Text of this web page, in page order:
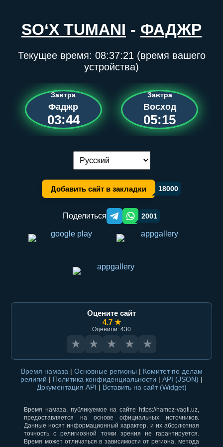
SO‘X TUMANI - ФАДЖР
Текущее время: 08:37:21 (время вашего
устройства)
Завтра
Фаджр
03:44
Завтра
Восход
05:15
Переключение языка:
Добавить сайт в закладки 18000
Поделиться Telegram orqali ulashish
WhatsApp orqali ulashish
2001
Оцените сайт
4.7 ★
Оценили: 430
★ ★ ★ ★ ★
Время намаза | Основные регионы | Комитет по делам
религий | Политика конфиденциальности | API (JSON) |
Документация API | Вставить на сайт (Widget)
Время намаза, публикуемое на сайте https://namoz-vaqti.uz,
предоставляется на основе официальных источников.
Данные носят информационный характер, и их абсолютная
точность с религиозной точки зрения не гарантируется.
Время может отличаться в зависимости от региона, метода